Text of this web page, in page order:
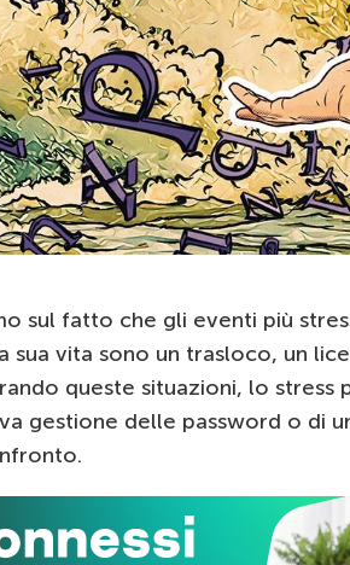
sul fatto che gli eventi più
sua vita sono un trasloco, un
queste situazioni, lo stress
gestione delle password o di